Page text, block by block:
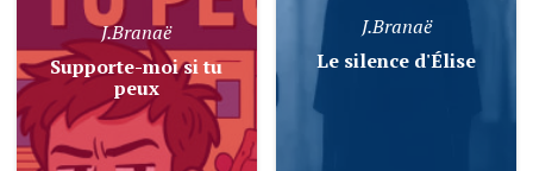
J.Branaë
Supporte-moi si tu
peux
J.Branaë
Le silence d'Élise